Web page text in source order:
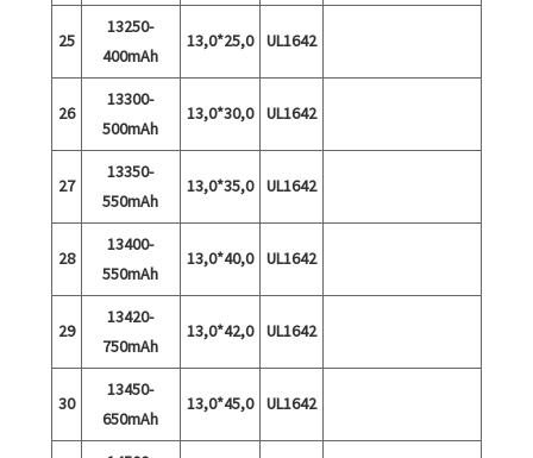
25
13250-
400mAh
13,0*25,0 UL1642
26
13300-
500mAh
13,0*30,0 UL1642
27
13350-
550mAh
13,0*35,0 UL1642
28
13400-
550mAh
13,0*40,0 UL1642
29
13420-
750mAh
13,0*42,0 UL1642
30
13450-
650mAh
13,0*45,0 UL1642